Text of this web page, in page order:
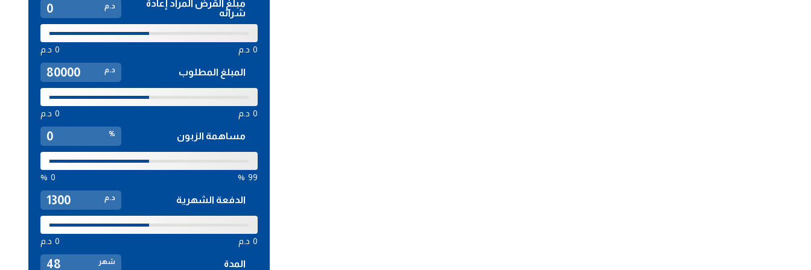
مبلغ القرض المراد إعادة
شرائه
د.م
0 د.م 0 د.م
المبلغ المطلوب د.م
0 د.م 0 د.م
مساهمة الزبون %
0
% 99
%
الدفعة الشهرية د.م
0 د.م 0 د.م
المدة شهر